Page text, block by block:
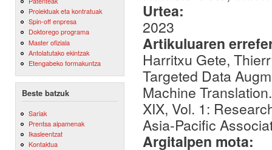
Proiektuak eta kontratuak
Spin-off enpresa
Doktorego programa
Master ofiziala
Antolatutako ekintzak
Etengabeko formakuntza
Beste batzuk
Sariak
Prentsa aipamenak
Ikasleentzat
Kontaktua
Urtea:
2023
Artikuluaren
Harritxu Gete,
Targeted Data
Machine
XIX, Vol. 1:
Asia-Pacific
Argitalpen mota: